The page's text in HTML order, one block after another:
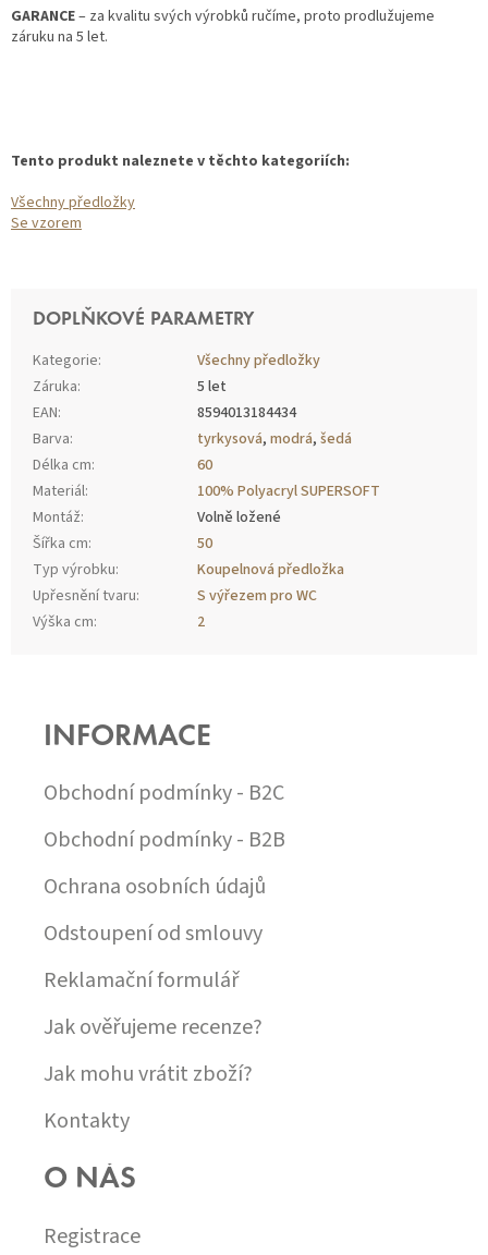
GARANCE– za kvalitu svých výrobků ručíme, proto prodlužujeme
záruku na 5 let.
Tento produkt naleznete v těchto kategoriích:
Všechny předložky
Se vzorem
DOPLŇKOVÉ PARAMETRY
Kategorie:
Všechny předložky
Záruka:
5 let
EAN:
8594013184434
Barva: tyrkysová, modrá, šedá
Délka cm:
60
Materiál:
100% Polyacryl SUPERSOFT
Montáž:
Volně ložené
Šířka cm:
50
Typ výrobku:
Koupelnová předložka
Upřesnění tvaru:
S výřezem pro WC
Výška cm:
2
INFORMACE
Obchodní podmínky - B2C
Obchodní podmínky - B2B
Ochrana osobních údajů
Odstoupení od smlouvy
Reklamační formulář
Jak ověřujeme recenze?
Jak mohu vrátit zboží?
Kontakty
O NÁS
Registrace